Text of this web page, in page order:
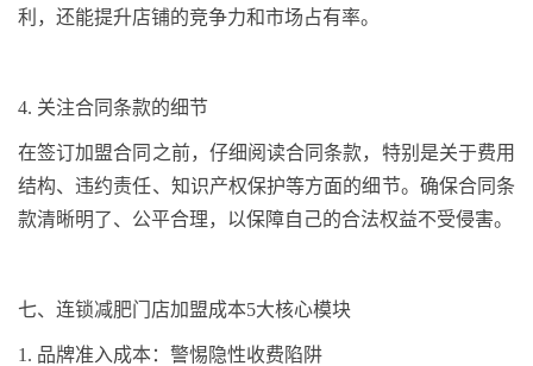
利，还能提升店铺的竞争力和市场占有率。
4. 关注合同条款的细节
在签订加盟合同之前，仔细阅读合同条款，特别是关于费用
结构、违约责任、知识产权保护等方面的细节。确保合同条
款清晰明了、公平合理，以保障自己的合法权益不受侵害。
七、 连锁减肥门店加盟成本5大核心模块
1. 品牌准入成本：警惕隐性收费陷阱